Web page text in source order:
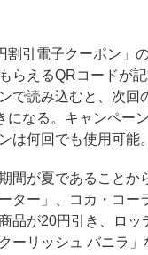
引電子クーポン」の
らえるQRコードが
で読み込むと、次回
になる。キャンペー
は何回でも使用可能。
間が夏であることか
ター」、コカ・コー
品が20円引き、ロッ
ーリッシュ バニラ